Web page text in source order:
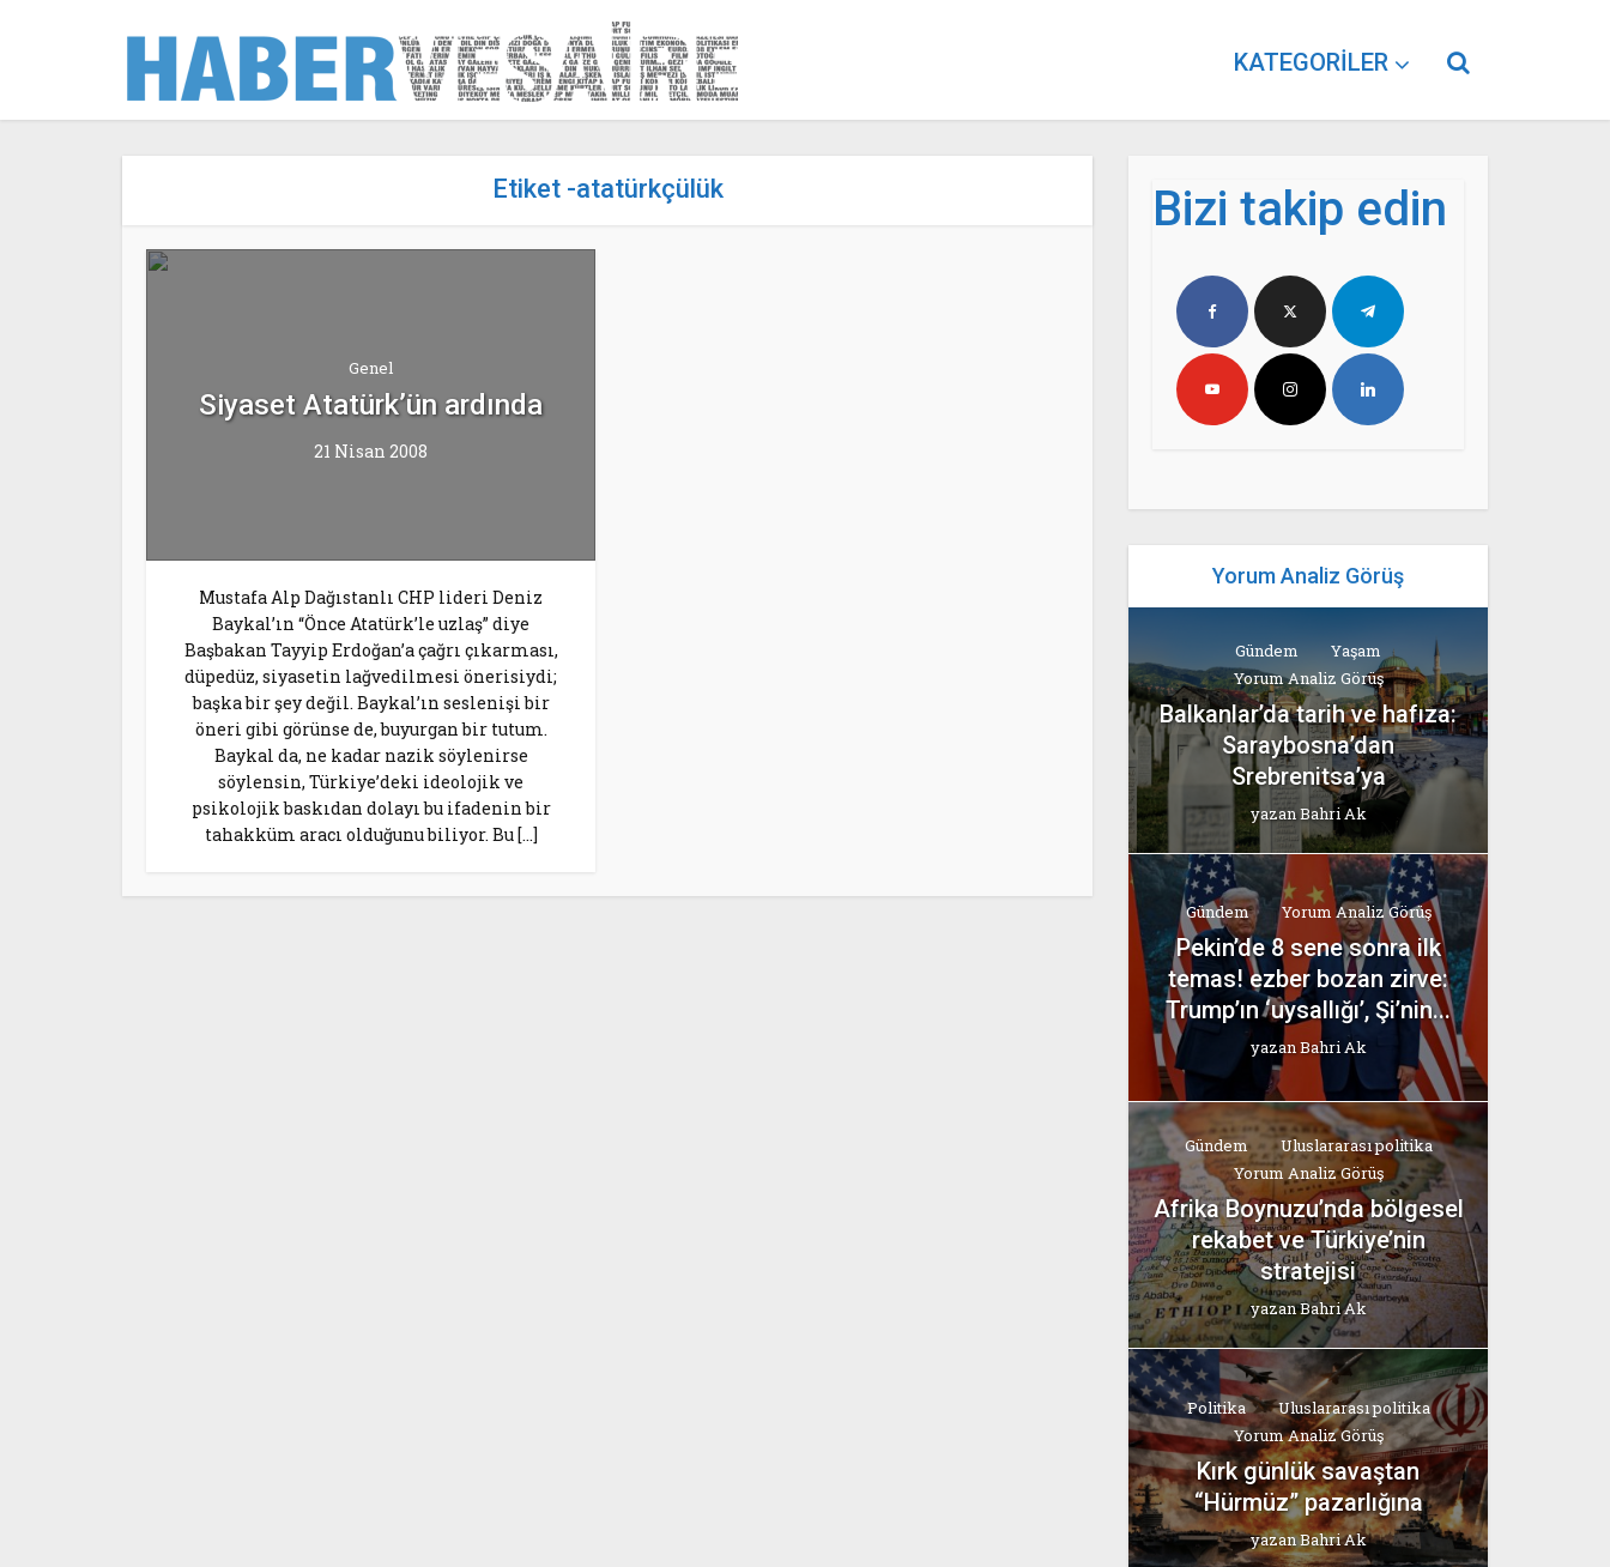
KATEGORILER
Etiket -atatürkçülük
Genel
Siyaset Atatürk’ün ardında
21 Nisan 2008
Mustafa Alp Dağıstanlı CHP lideri Deniz
Baykal’ın “Önce Atatürk’le uzlaş” diye
Başbakan Tayyip Erdoğan’a çağrı çıkarması,
düpedüz, siyasetin lağvedilmesi önerisiydi;
başka bir şey değil. Baykal’ın seslenişi bir
öneri gibi görünse de, buyurgan bir tutum.
Baykal da, ne kadar nazik söylenirse
söylensin, Türkiye’deki ideolojik ve
psikolojik baskıdan dolayı bu ifadenin bir
tahakküm aracı olduğunu biliyor. Bu […]
Bizi takip edin
Yorum Analiz Görüş
Gündem
Yaşam
Yorum Analiz Görüş
Balkanlar’da tarih ve hafıza:
Saraybosna’dan
Srebrenitsa’ya
yazanBahri Ak
Gündem Yorum Analiz Görüş
Pekin’de 8 sene sonra ilk
temas! ezber bozan zirve:
Trump’ın ‘uysallığı’, Şi’nin...
yazanBahri Ak
Gündem
Uluslararası politika
Yorum Analiz Görüş
Afrika Boynuzu’nda bölgesel
rekabet ve Türkiye’nin
stratejisi
yazanBahri Ak
Politika
Uluslararası politika
Yorum Analiz Görüş
Kırk günlük savaştan
“Hürmüz” pazarlığına
yazanBahri Ak